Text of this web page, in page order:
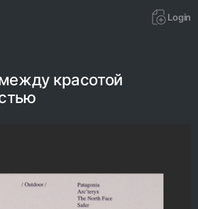
Login
красотой